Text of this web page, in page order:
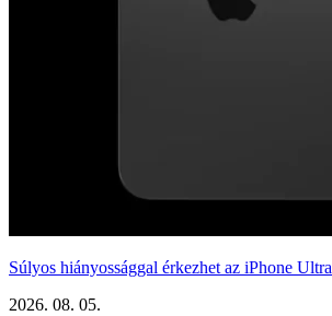
Súlyos hiányossággal érkezhet az iPhone Ultra
2026. 08. 05.